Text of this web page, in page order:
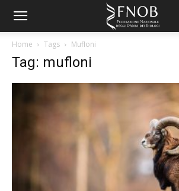
Home Tags Mufloni
Tag: mufloni